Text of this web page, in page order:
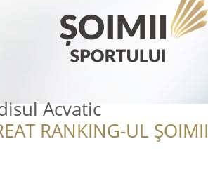
Acvatic
RANKING-UL ȘOIMII